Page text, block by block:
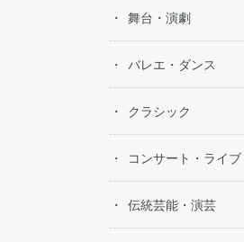
舞台・演劇
バレエ・ダンス
クラシック
コンサート・ライブ
伝統芸能・演芸